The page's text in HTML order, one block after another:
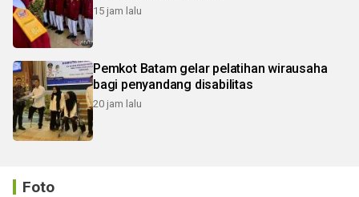
15 jam lalu
Pemkot Batam gelar pelatihan wirausaha
bagi penyandang disabilitas
20 jam lalu
Foto